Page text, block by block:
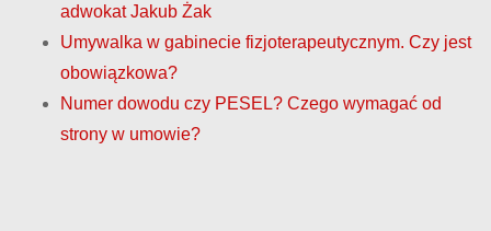
adwokat Jakub Żak
Umywalka w gabinecie fizjoterapeutycznym. Czy jest
obowiązkowa?
Numer dowodu czy PESEL? Czego wymagać od
strony w umowie?